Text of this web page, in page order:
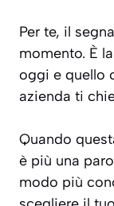
Per te, il
momento. È
oggi e quello
azienda ti
Quando
è più una
modo più